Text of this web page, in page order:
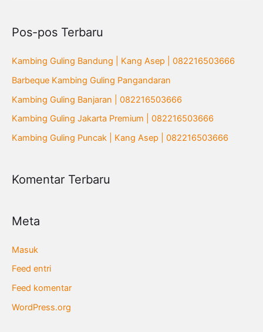
i
u
k
:
Pos-pos Terbaru
Kambing Guling Bandung | Kang Asep | 082216503666
Barbeque Kambing Guling Pangandaran
Kambing Guling Banjaran | 082216503666
Kambing Guling Jakarta Premium | 082216503666
Kambing Guling Puncak | Kang Asep | 082216503666
Komentar Terbaru
Meta
Masuk
Feed entri
Feed komentar
WordPress.org